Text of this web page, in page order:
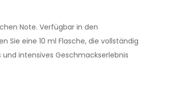
Note. Verfügbar in den
Sie eine 10 ml Flasche, die vollständig
intensives Geschmackserlebnis